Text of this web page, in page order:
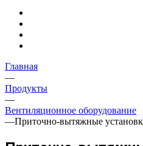
Главная
—
Продукты
—
Вентиляционное оборудование
—Приточно-вытяжные